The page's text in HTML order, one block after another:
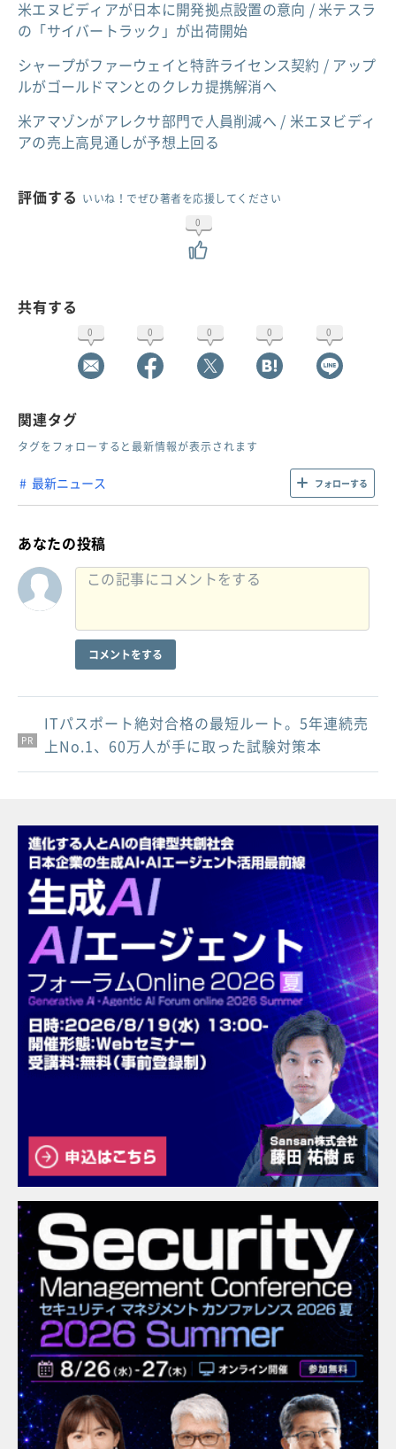
米エヌビディアが日本に開発拠点設置の意向 / 米テスラ
の「サイバートラック」が出荷開始
シャープがファーウェイと特許ライセンス契約 / アップ
ルがゴールドマンとのクレカ提携解消へ
米アマゾンがアレクサ部門で人員削減へ / 米エヌビディ
アの売上高見通しが予想上回る
評価する いいね！でぜひ著者を応援してください
0
共有する
0 0 0 0 0
関連タグ
タグをフォローすると最新情報が表示されます
最新ニュース フォローする
あなたの投稿
コメントをする
PR
PR
PR
ITパスポート絶対合格の最短ルート。5年連続売
上No.1、60万人が手に取った試験対策本